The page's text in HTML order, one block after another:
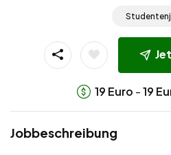
19 Euro -19
Jobbeschreibung